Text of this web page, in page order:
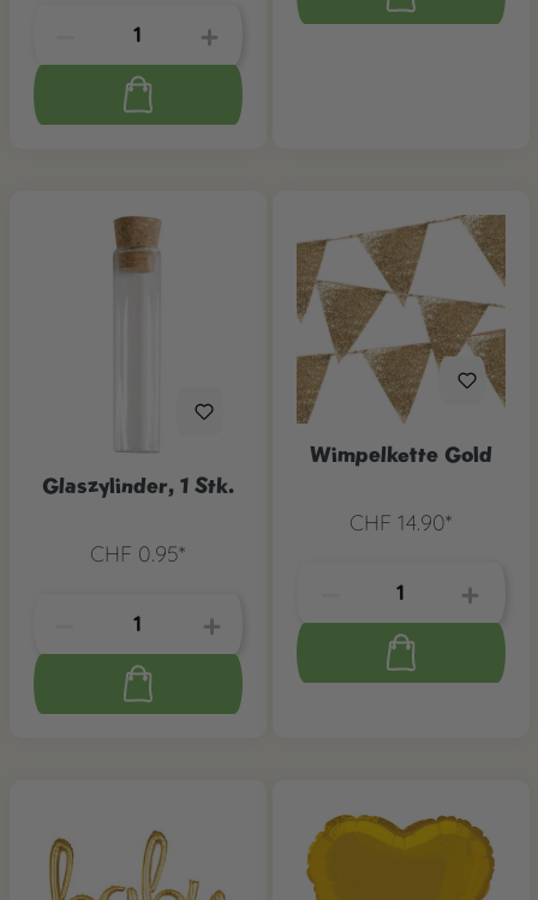
Glaszylinder, 1 Stk.
CHF 0.95*
Wimpelkette Gold
CHF 14.90*